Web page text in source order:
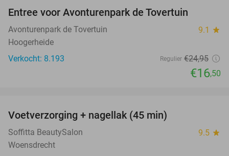
Entree voor Avonturenpark de Tovertuin
Avonturenpark de Tovertuin 9.1 star
Hoogerheide
Verkocht: 8.193
Regulier €24,95
€16,50
Voetverzorging + nagellak (45 min)
Soffitta BeautySalon 9.5 star
Woensdrecht